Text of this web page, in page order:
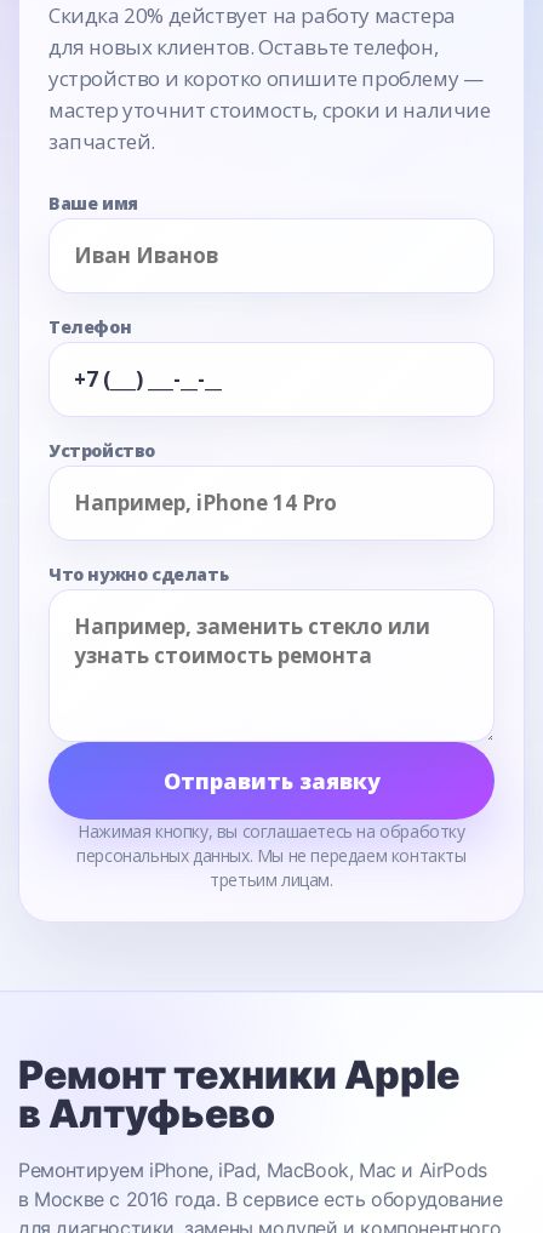
Скидка 20% действует на работу мастера
для новых клиентов. Оставьте телефон,
устройство и коротко опишите проблему —
мастер уточнит стоимость, сроки и наличие
запчастей.
Ваше имя
Телефон
Устройство
Что нужно сделать
Отправить заявку
Нажимая кнопку, вы соглашаетесь на обработку
персональных данных. Мы не передаем контакты
третьим лицам.
Ремонт техники Apple
в Алтуфьево
Ремонтируем iPhone, iPad, MacBook, Mac и AirPods
в Москве с 2016 года. В сервисе есть оборудование
для диагностики, замены модулей и компонентного